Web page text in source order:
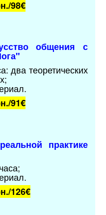
98€
общения с
"
два теоретических
.
91€
практике
.
126€